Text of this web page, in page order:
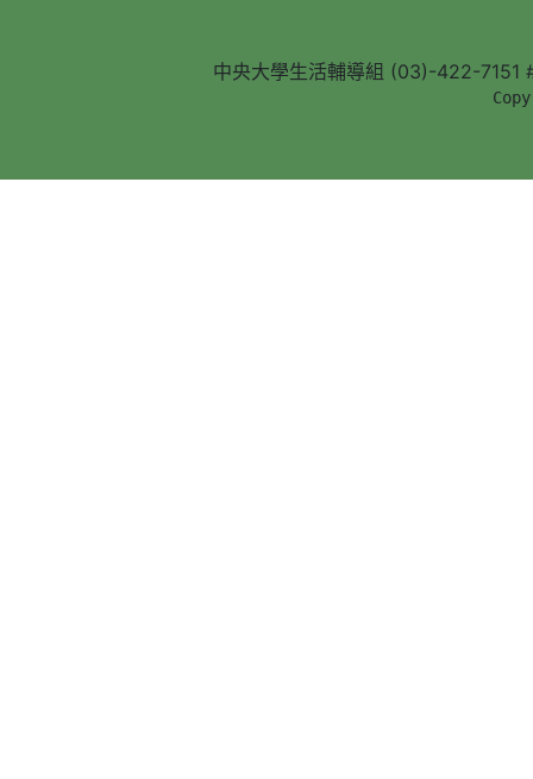
中央大學生活輔導組 (03)-422-7151